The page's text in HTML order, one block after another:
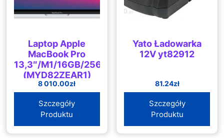
Laptop Apple
MacBook Pro
13,3″/M1/16GB/256GB/macOS
(MYD82ZEAR1)
8 010.00zł
Szczegóły
Produktu
Yato Ładowarka
12V yt82912
81.24zł
Szczegóły
Produktu